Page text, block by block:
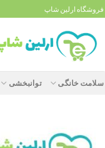
فروشگاه ارلین شاپ
سلامت خانگی توانبخشی